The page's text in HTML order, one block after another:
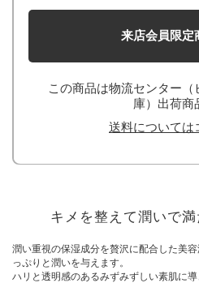
来店会員限定
この商品は物流センター
庫）出荷商
送料については
キメを整えて潤いで
潤い重視の保湿成分を贅沢に配合した美
っぷりと潤いを与えます。
ハリと透明感のあるみずみずしい素肌に導